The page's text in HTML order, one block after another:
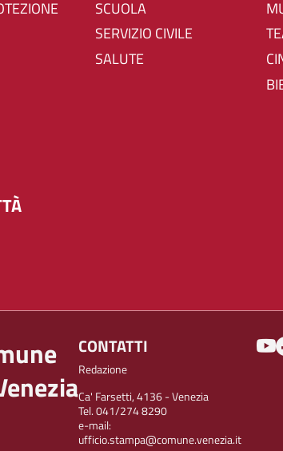
SCUOLA
SERVIZIO CIVILE
SALUTE
CONTATTI
Redazione
Ca' Farsetti, 4136 - Venezia
Tel. 041/274 8290
e-mail:
ufficio.stampa@comune.venezia.it